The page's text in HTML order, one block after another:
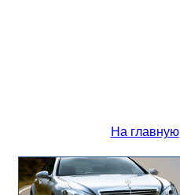
На главную